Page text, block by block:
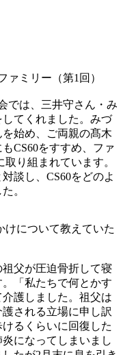
ァミリー（第1回）
では、三井守さん・み
てくれました。みづ
始め、ご両親の髙木
CS60をすすめ、ファ
取り組まれています。
談し、CS60をどのよ
。
について教えていた
父が圧迫骨折して寝
「私たちで何とかす
護しました。祖父は
される立場に申し訳
るくらいに回復した
になってしまいまし